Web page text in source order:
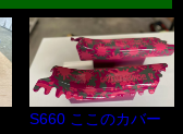
S660 ここのカバー